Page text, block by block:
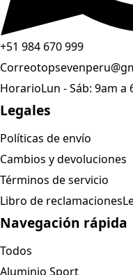
+51 984 670 999
Correo
HorarioLun - Sáb: 9am a
Legales
Políticas de envío
Cambios y devoluciones
Términos de servicio
Libro de reclamaciones
Navegación rápida
Todos
Aluminio Sport